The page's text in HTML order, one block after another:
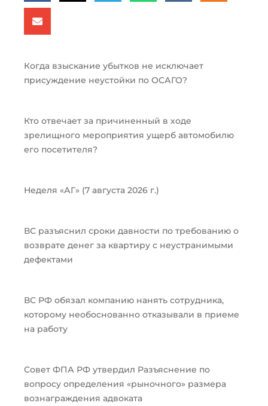
Когда взыскание убытков не исключает
присуждение неустойки по ОСАГО?
Кто отвечает за причиненный в ходе
зрелищного мероприятия ущерб автомобилю
его посетителя?
Неделя «АГ» (7 августа 2026 г.)
ВС разъяснил сроки давности по требованию о
возврате денег за квартиру с неустранимыми
дефектами
ВС РФ обязал компанию нанять сотрудника,
которому необоснованно отказывали в приеме
на работу
Совет ФПА РФ утвердил Разъяснение по
вопросу определения «рыночного» размера
вознаграждения адвоката